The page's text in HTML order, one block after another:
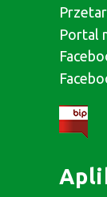
Portal